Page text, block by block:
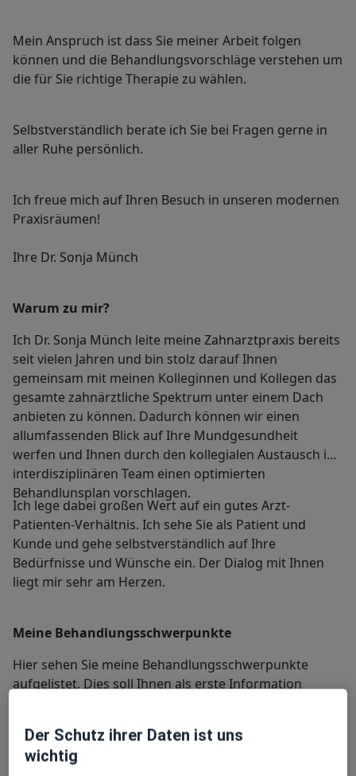
Mein Anspruch ist dass Sie meiner Arbeit folgen
können und die Behandlungsvorschläge verstehen um
die für Sie richtige Therapie zu wählen.
Selbstverständlich berate ich Sie bei Fragen gerne in
aller Ruhe persönlich.
Ich freue mich auf Ihren Besuch in unseren modernen
Praxisräumen!
Ihre Dr. Sonja Münch
Warum zu mir?
Ich Dr. Sonja Münch leite meine Zahnarztpraxis bereits
seit vielen Jahren und bin stolz darauf Ihnen
gemeinsam mit meinen Kolleginnen und Kollegen das
gesamte zahnärztliche Spektrum unter einem Dach
anbieten zu können. Dadurch können wir einen
allumfassenden Blick auf Ihre Mundgesundheit
werfen und Ihnen durch den kollegialen Austausch im
interdisziplinären Team einen optimierten
Behandlunsplan vorschlagen.
Ich lege dabei großen Wert auf ein gutes Arzt-
Patienten-Verhältnis. Ich sehe Sie als Patient und
Kunde und gehe selbstverständlich auf Ihre
Bedürfnisse und Wünsche ein. Der Dialog mit Ihnen
liegt mir sehr am Herzen.
Meine Behandlungs­schwerpunkte
Hier sehen Sie meine Behandlungsschwerpunkte
aufgelistet. Dies soll Ihnen als erste Information
Der Schutz ihrer Daten ist uns
wichtig